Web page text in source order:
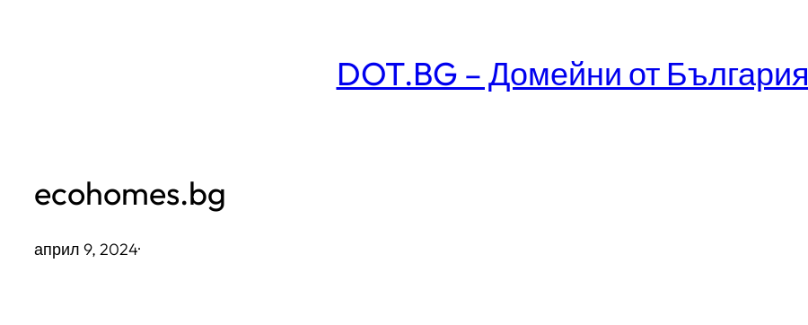
DOT.BG – Домейни от България
ecohomes.bg
април 9, 2024·